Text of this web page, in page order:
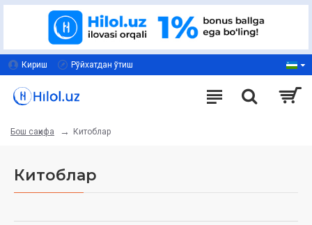
Кириш Рўйхатдан ўтиш
Бош саҳифа Китоблар
Китоблар